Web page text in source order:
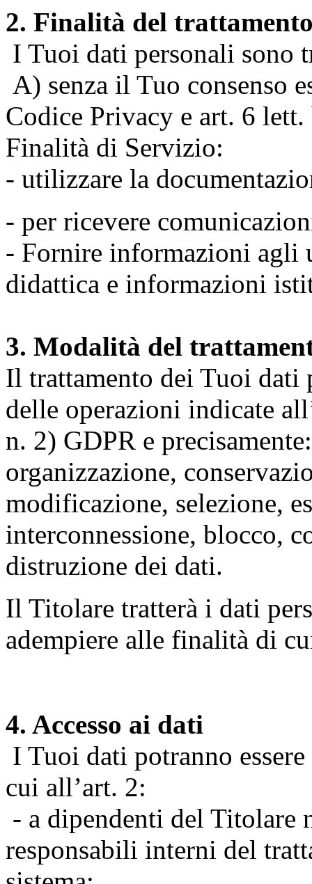
2. Finalità del
I Tuoi dati personali sono
A) senza il Tuo consenso
Codice Privacy e art. 6
Finalità di Servizio:
- utilizzare la
- per ricevere
- Fornire informazioni agli
didattica e informazioni
3. Modalità del
Il trattamento dei Tuoi dati
delle operazioni indicate
n. 2) GDPR e
organizzazione,
modificazione, selezione,
interconnessione, blocco,
distruzione dei dati.
Il Titolare tratterà i dati
adempiere alle finalità di
4. Accesso ai dati
I Tuoi dati potranno
cui all’art. 2:
- a dipendenti del Titolare
responsabili interni del